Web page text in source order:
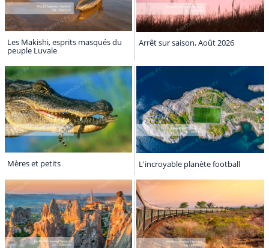
Les Makishi, esprits masqués du
peuple Luvale
Arrêt sur saison, Août 2026
Mères et petits L'incroyable planète football